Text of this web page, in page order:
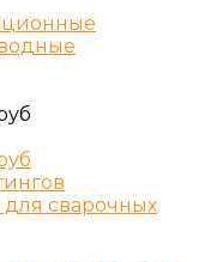
сварочных